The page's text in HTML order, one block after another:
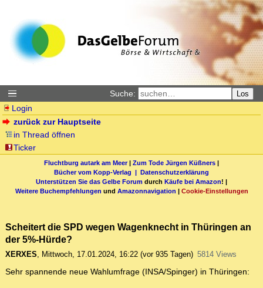
Suche: Los
Login
zurück zur Hauptseite
in Thread öffnen
Ticker
Fluchtburg autark am Meer| Zum Tode Jürgen Küßners |
Bücher vom Kopp-Verlag | Datenschutzerklärung
Unterstützen Sie das Gelbe Forum durch Käufe bei Amazon! |
Weitere Buchempfehlungen und Amazonnavigation | Cookie-Einstellungen
Scheitert die SPD wegen Wagenknecht in Thüringen an
der 5%-Hürde?
XERXES, Mittwoch, 17.01.2024, 16:22 (vor 935 Tagen) 5814 Views
Sehr spannende neue Wahlumfrage (INSA/Spinger) in Thüringen: